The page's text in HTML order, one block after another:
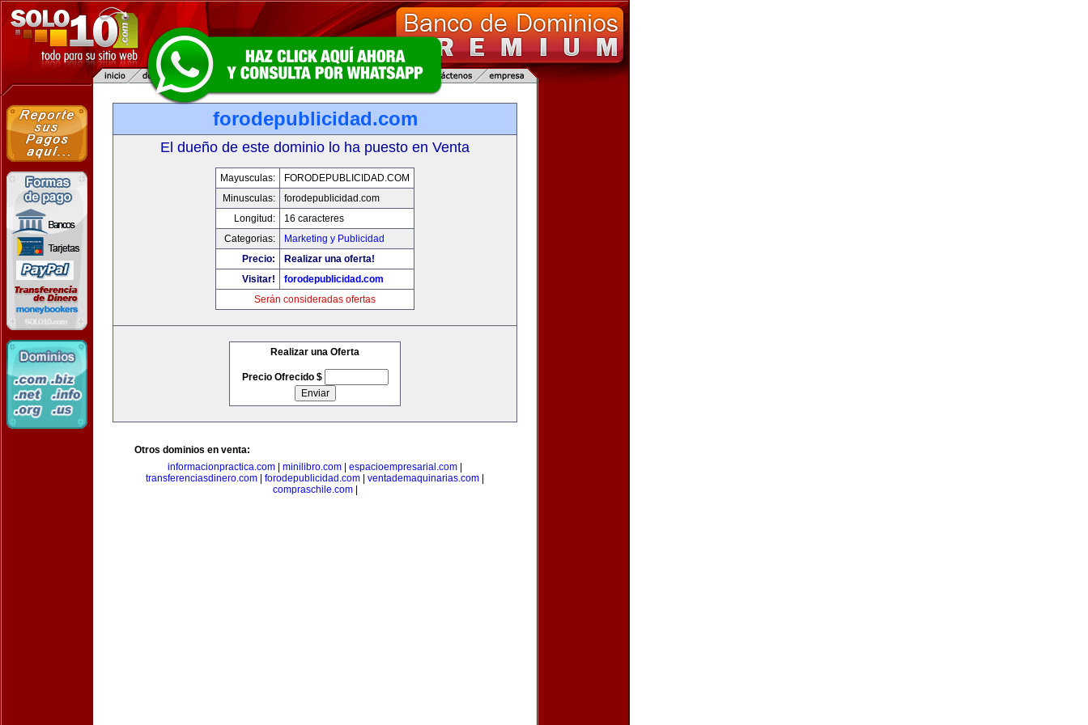
forodepublicidad.com
El dueño de este dominio lo ha puesto en Venta
Mayusculas:
FORODEPUBLICIDAD.COM
Minusculas:
forodepublicidad.com
Longitud:
16 caracteres
Categorias:
Marketing y Publicidad
Precio:
Realizar una oferta!
Visitar!
forodepublicidad.com
Serán consideradas ofertas
Realizar una Oferta
Precio Ofrecido $
Otros dominios en venta:
informacionpractica.com
minilibro.com espacioempresarial.com
transferenciasdinero.com
forodepublicidad.com ventademaquinarias.com
compraschile.com|